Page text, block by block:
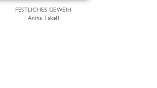
FESTLICHES GEWEIH
Anina Takeff